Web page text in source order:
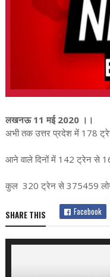
लखनऊ 11 मई 2020 ।।
अभी तक उत्तर प्रदेश में 178
आने वाले दिनों में 142 ट्रेन से
कुल 320 ट्रेन से 375459
SHARE THIS Facebook